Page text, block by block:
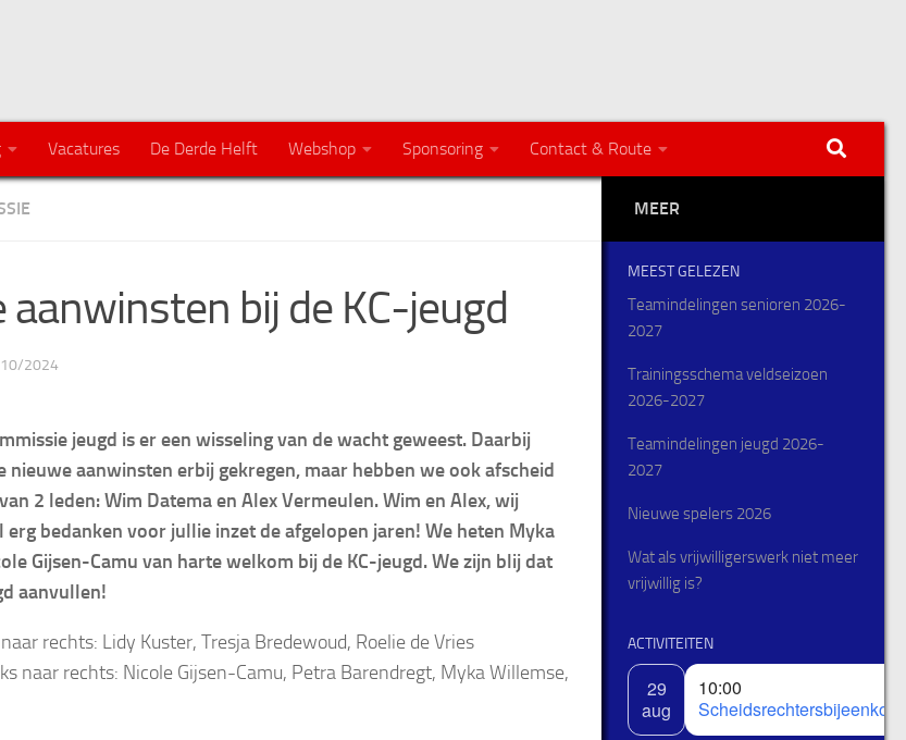
Vacatures De Derde Helft Webshop Sponsoring Contact & Route
aanwinsten bij de KC-jeugd
2024
jeugd is er een wisseling van de wacht geweest. Daarbij
nieuwe aanwinsten erbij gekregen, maar hebben we ook afscheid
2 leden: Wim Datema en Alex Vermeulen. Wim en Alex, wij
bedanken voor jullie inzet de afgelopen jaren! We heten Myka
Gijsen-Camu van harte welkom bij de KC-jeugd. We zijn blij dat
aanvullen!
rechts: Lidy Kuster, Tresja Bredewoud, Roelie de Vries
naar rechts: Nicole Gijsen-Camu, Petra Barendregt, Myka Willemse,
MEER
MEEST GELEZEN
Teamindelingen senioren 2026-
2027
Trainingsschema veldseizoen
2026-2027
Teamindelingen jeugd 2026-
2027
Nieuwe spelers 2026
Wat als vrijwilligerswerk niet meer
vrijwillig is?
ACTIVITEITEN
29
aug
10:00